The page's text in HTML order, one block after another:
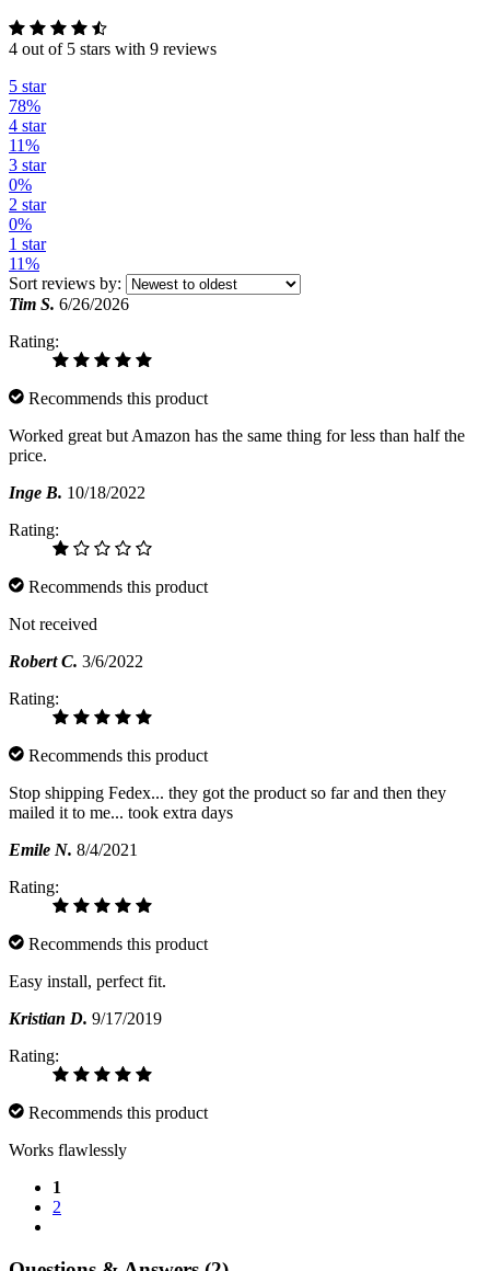
4 out of 5 stars with 9 reviews
5 star
78%
4 star
11%
3 star
0%
2 star
0%
1 star
11%
Sort reviews by:
Tim S. 6/26/2026
Rating:
Recommends this product
Worked great but Amazon has the same thing for less than half the
price.
Inge B. 10/18/2022
Rating:
Recommends this product
Not received
Robert C. 3/6/2022
Rating:
Recommends this product
Stop shipping Fedex... they got the product so far and then they
mailed it to me... took extra days
Emile N. 8/4/2021
Rating:
Recommends this product
Easy install, perfect fit.
Kristian D. 9/17/2019
Rating:
Recommends this product
Works flawlessly
1
2